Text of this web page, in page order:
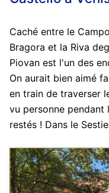
Caché entre le
Bragora et la Riva
Piovan est l'un des
On aurait bien aimé
en train de traverser
vu personne pendant
restés ! Dans le